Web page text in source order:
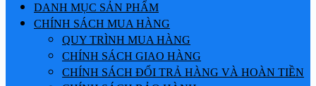
DANH MỤC SẢN PHẨM
CHÍNH SÁCH MUA HÀNG
QUY TRÌNH MUA HÀNG
CHÍNH SÁCH GIAO HÀNG
CHÍNH SÁCH ĐỔI TRẢ HÀNG VÀ HOÀN TIỀN